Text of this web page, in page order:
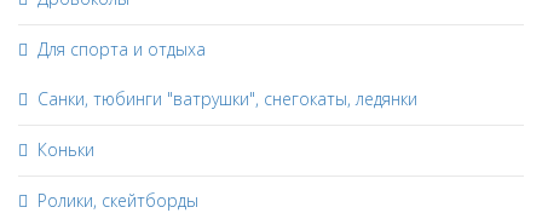
Для спорта и отдыха
Санки, тюбинги "ватрушки", снегокаты, ледянки
Коньки
Ролики, скейтборды